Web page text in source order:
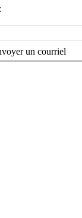
:
un courriel